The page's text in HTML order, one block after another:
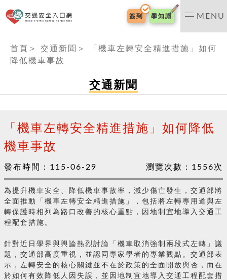
交通安全入口網
簽到 學知識 MENU
首頁 ＞ 交通新聞 ＞
「機車左轉安全精進措施」如何
降低機車事故
交通新聞
「機車左轉安全精進措施」如何降低
機車事故
發布時間： 115-06-29 瀏覽次數： 1556次
為提升機車安全、降低機車事故率，減少傷亡發生，交通部將
全面推動「機車左轉安全精進措施」，包括將左轉專用道與左
轉保護時相列為路口改善的核心重點，因地制宜地導入交通工
程配套措施。
針對近日學界與輿論熱烈討論「機車取消強制兩段式左轉」議
題，交通部高度重視，並認同專家學者的專業觀點。交通部表
示，左轉安全的核心關鍵並不在於政策的全面開放與否，而在
於如何有效降低人因失誤，並因地制宜地導入交通工程配套措